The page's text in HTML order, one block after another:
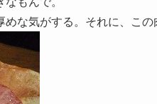
な気がする。それに、この